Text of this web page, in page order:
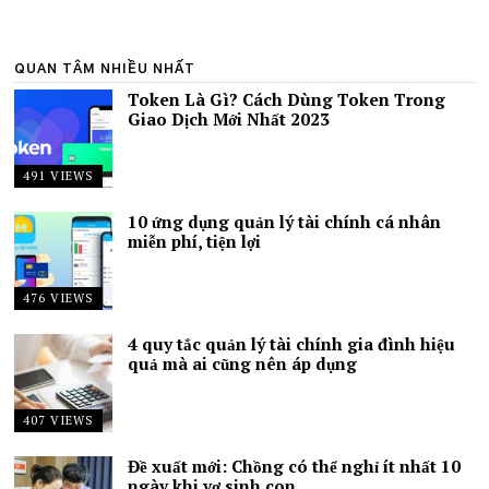
QUAN TÂM NHIỀU NHẤT
491 VIEWS
Token Là Gì? Cách Dùng Token Trong
Giao Dịch Mới Nhất 2023
476 VIEWS
10 ứng dụng quản lý tài chính cá nhân
miễn phí, tiện lợi
407 VIEWS
4 quy tắc quản lý tài chính gia đình hiệu
quả mà ai cũng nên áp dụng
Đề xuất mới: Chồng có thể nghỉ ít nhất 10